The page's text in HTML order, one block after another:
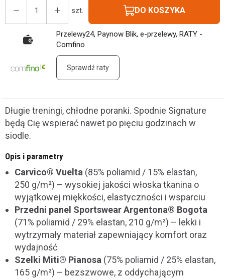
szt. DO KOSZYKA
Przelewy24, Paynow Blik, e-przelewy, RATY -
Comfino
Sprawdź raty
Długie treningi, chłodne poranki. Spodnie Signature
będą Cię wspierać nawet po pięciu godzinach w
siodle.
Opis i parametry
Carvico® Vuelta (85% poliamid / 15% elastan,
250 g/m²) – wysokiej jakości włoska tkanina o
wyjątkowej miękkości, elastyczności i wsparciu
Przedni panel Sportswear Argentona® Bogota
(71% poliamid / 29% elastan, 210 g/m²) – lekki i
wytrzymały materiał zapewniający komfort oraz
wydajność
Szelki Miti® Pianosa (75% poliamid / 25% elastan,
165 g/m²) – bezszwowe, z oddychającym